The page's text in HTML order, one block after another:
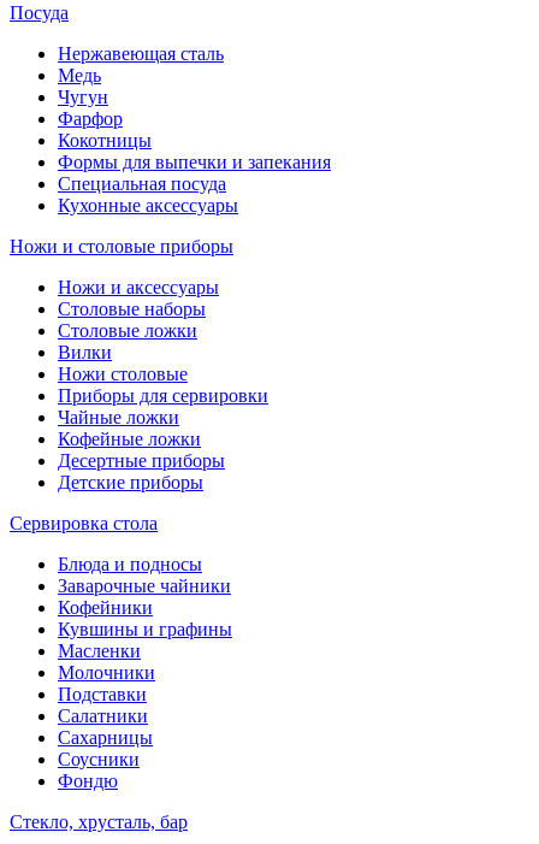
Посуда
Нержавеющая сталь
Медь
Чугун
Фарфор
Кокотницы
Формы для выпечки и запекания
Специальная посуда
Кухонные аксессуары
Ножи и столовые приборы
Ножи и аксессуары
Столовые наборы
Столовые ложки
Вилки
Ножи столовые
Приборы для сервировки
Чайные ложки
Кофейные ложки
Десертные приборы
Детские приборы
Сервировка стола
Блюда и подносы
Заварочные чайники
Кофейники
Кувшины и графины
Масленки
Молочники
Подставки
Салатники
Сахарницы
Соусники
Фондю
Стекло, хрусталь, бар